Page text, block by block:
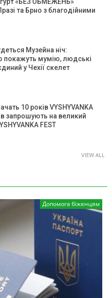
та Брно з благодійними
Музейна ніч:
покажуть мумію, людські
у Чехії скелет
10 років VYSHYVANKA
запрошують на великий
FEST
VIEW ALL
Допомога біженцям